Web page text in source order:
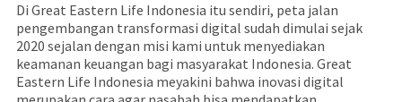
Di Great Eastern Life Indonesia itu sendiri, peta jalan
pengembangan transformasi digital sudah dimulai sejak
2020 sejalan dengan misi kami untuk menyediakan
keamanan keuangan bagi masyarakat Indonesia. Great
Eastern Life Indonesia meyakini bahwa inovasi digital